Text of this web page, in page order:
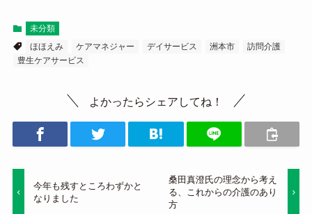
未分類
ほほえみ
ケアマネジャー デイサービス 洲本市
訪問介護
豊生ケアサービス
よかったらシェアしてね！
今年も残すところわずかと
なりました
桑田真澄氏の理念から考え
る、これからの介護のあり
方